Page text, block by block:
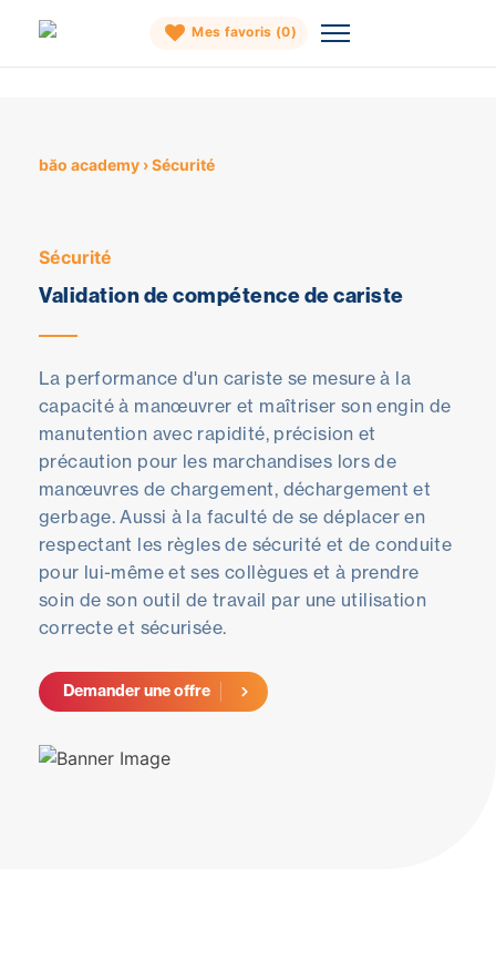
content
Mes favoris (0)
băo academy ›Sécurité
Sécurité
Validation de compétence de cariste
La performance d'un cariste se mesure à la
capacité à manœuvrer et maîtriser son engin de
manutention avec rapidité, précision et
précaution pour les marchandises lors de
manœuvres de chargement, déchargement et
gerbage. Aussi à la faculté de se déplacer en
respectant les règles de sécurité et de conduite
pour lui-même et ses collègues et à prendre
soin de son outil de travail par une utilisation
correcte et sécurisée.
Demander une offre